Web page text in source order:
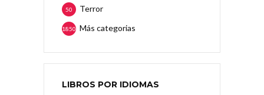
Terror
50
Más categorias
1850
LIBROS POR IDIOMAS